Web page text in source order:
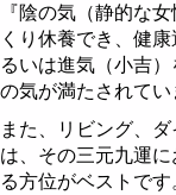
『陰の気（静的な
くり休養でき、健康運がアッ
るいは進気（小吉
の気が満たされてい
また、リビング、
は、その三元九運
る方位がベストです。 『陽の気（活動的な男性の気）』